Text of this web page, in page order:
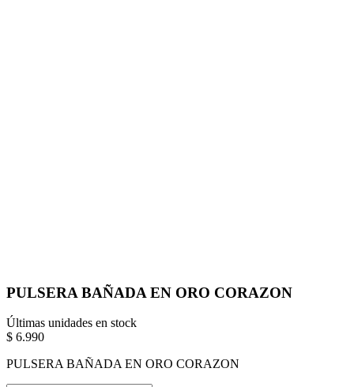
PULSERA BAÑADA EN ORO CORAZON
Últimas unidades en stock
$ 6.990
PULSERA BAÑADA EN ORO CORAZON